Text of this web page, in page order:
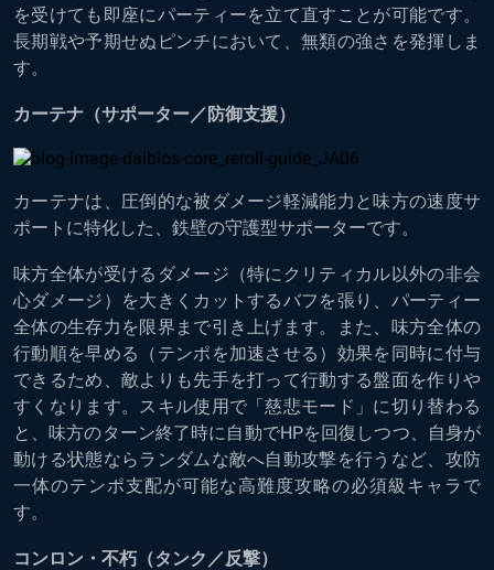
を受けても即座にパーティーを立て直すことが可能です。
長期戦や予期せぬピンチにおいて、無類の強さを発揮しま
す。
カーテナ（サポーター／防御支援）
カーテナは、圧倒的な被ダメージ軽減能力と味方の速度サ
ポートに特化した、鉄壁の守護型サポーターです。
味方全体が受けるダメージ（特にクリティカル以外の非会
心ダメージ）を大きくカットするバフを張り、パーティー
全体の生存力を限界まで引き上げます。また、味方全体の
行動順を早める（テンポを加速させる）効果を同時に付与
できるため、敵よりも先手を打って行動する盤面を作りや
すくなります。スキル使用で「慈悲モード」に切り替わる
と、味方のターン終了時に自動でHPを回復しつつ、自身が
動ける状態ならランダムな敵へ自動攻撃を行うなど、攻防
一体のテンポ支配が可能な高難度攻略の必須級キャラで
す。
コンロン・不朽（タンク／反撃）